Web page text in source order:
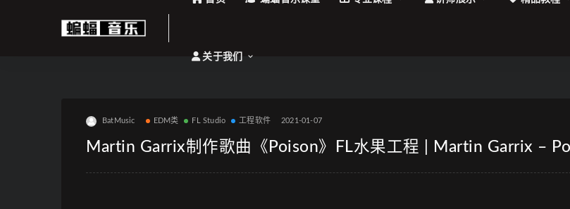
关于我们
BatMusic EDM类 FL Studio 工程软件 2021-01-07
Martin Garrix制作歌曲《Poison》FL水果工程 | Martin Garrix –